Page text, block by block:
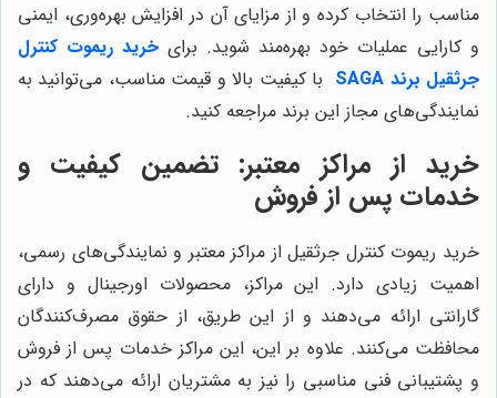
مناسب را انتخاب کرده و از مزایای آن در افزایش بهره‌وری، ایمنی
و کارایی عملیات خود بهره‌مند شوید. برای خرید ریموت کنترل
جرثقیل برند SAGA
با کیفیت بالا و قیمت مناسب، می‌توانید به
نمایندگی‌های مجاز این برند مراجعه کنید.
خرید از مراکز معتبر: تضمین کیفیت و
خدمات پس از فروش
خرید ریموت کنترل جرثقیل از مراکز معتبر و نمایندگی‌های رسمی،
اهمیت زیادی دارد. این مراکز، محصولات اورجینال و دارای
گارانتی ارائه می‌دهند و از این طریق، از حقوق مصرف‌کنندگان
محافظت می‌کنند. علاوه بر این، این مراکز خدمات پس از فروش
و پشتیبانی فنی مناسبی را نیز به مشتریان ارائه می‌دهند که در